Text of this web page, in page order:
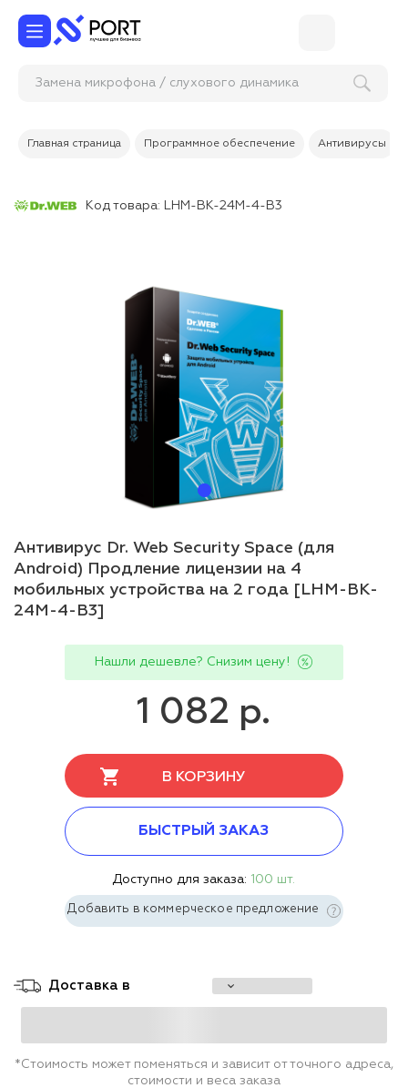
Замена микрофона / слухового динам
Главная страница Программное обеспечение Антивирусы
Код товара: LHM-BK-24M-4-B3
Антивирус Dr. Web Security Space (для
Android) Продление лицензии на 4
мобильных устройства на 2 года [LHM-BK-
24M-4-B3]
Нашли дешевле? Снизим цену!
1 082 р.
В КОРЗИНУ
БЫСТРЫЙ ЗАКАЗ
Доступно для заказа: 100 шт.
Добавить в коммерческое предложение
Доставка в
*Стоимость может поменяться и зависит от точного адреса,
стоимости и веса заказа